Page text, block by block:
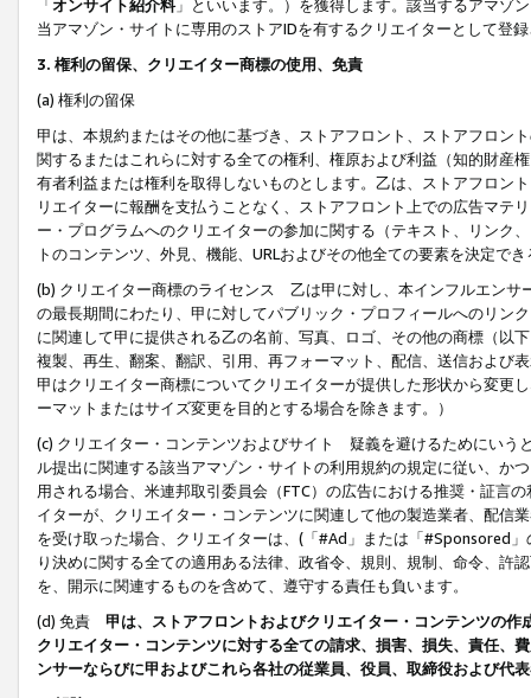
「オンサイト紹介料」といいます。）を獲得します。該当するアマゾ
当アマゾン・サイトに専用のストアIDを有するクリエイターとして登
3. 権利の留保、クリエイター商標の使用、免責
(a) 権利の留保
甲は、本規約またはその他に基づき、ストアフロント、ストアフロン
関するまたはこれらに対する全ての権利、権原および利益（知的財産
有者利益または権利を取得しないものとします。乙は、ストアフロン
リエイターに報酬を支払うことなく、ストアフロント上での広告マテ
ー・プログラムへのクリエイターの参加に関する（テキスト、リンク
トのコンテンツ、外見、機能、URLおよびその他全ての要素を決定で
(b) クリエイター商標のライセンス 乙は甲に対し、本インフルエンサ
の最長期間にわたり、甲に対してパブリック・プロフィールへのリン
に関連して甲に提供される乙の名前、写真、ロゴ、その他の商標（以
複製、再生、翻案、翻訳、引用、再フォーマット、配信、送信および
甲はクリエイター商標についてクリエイターが提供した形状から変更
ーマットまたはサイズ変更を目的とする場合を除きます。）
(c) クリエイター・コンテンツおよびサイト 疑義を避けるためにいう
ル提出に関連する該当アマゾン・サイトの利用規約の規定に従い、か
用される場合、米連邦取引委員会（FTC）の広告における推奨・証言
イターが、クリエイター・コンテンツに関連して他の製造業者、配信
を受け取った場合、クリエイターは、(「#Ad」または「#Sponsored
り決めに関する全ての適用ある法律、政省令、規則、規制、命令、許
を、開示に関連するものを含めて、遵守する責任も負います。
(d) 免責 甲は、ストアフロントおよびクリエイター・コンテンツの
クリエイター・コンテンツに対する全ての請求、損害、損失、責任、
ンサーならびに甲およびこれら各社の従業員、役員、取締役および代